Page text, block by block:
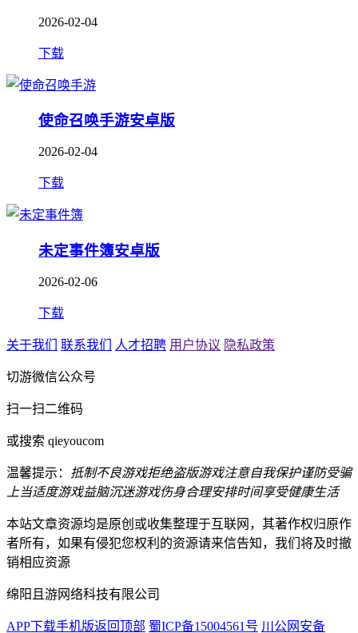
2026-02-04
下载
使命召唤手游安卓版
2026-02-04
下载
未定事件簿安卓版
2026-02-06
下载
关于我们 联系我们 人才招聘 用户协议 隐私政策
切游微信公众号
扫一扫二维码
或搜索 qieyoucom
温馨提示： 抵制不良游戏拒绝盗版游戏注意自我保护谨防受骗
上当适度游戏益脑沉迷游戏伤身合理安排时间享受健康生活
本站文章资源均是原创或收集整理于互联网，其著作权归原作
者所有，如果有侵犯您权利的资源请来信告知，我们将及时撤
销相应资源
绵阳且游网络科技有限公司
APP下载手机版返回顶部 蜀ICP备15004561号 川公网安备